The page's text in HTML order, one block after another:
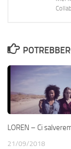
LOREN – Ci
21/09/2018